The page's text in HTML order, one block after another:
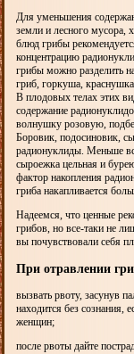
Для уменьшения
земли и лесного мусора,
блюд грибы
концентрацию
грибы можно разделить
гриб, горкуша,
В плодовых телах этих
содержание
волнушку розовую,
Боровик, подосиновик,
радионуклиды. Меньше
сыроежка цельная и
фактор накопления
гриба накапливается
Надеемся, что ценные
грибов, но все-таки не
вы почувствовали себя
При отравлении
вызвать рвоту, засунув
находится без сознания,
женщин;
после рвоты дайте